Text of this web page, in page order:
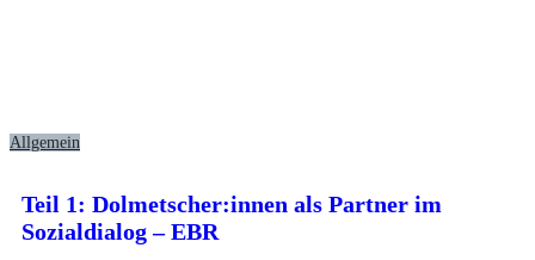
Allgemein
Teil 1: Dolmetscher:innen als Partner im
Sozialdialog – EBR